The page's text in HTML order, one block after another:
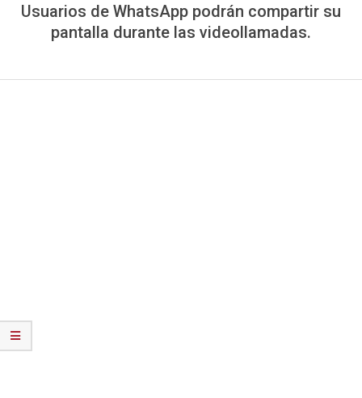
Usuarios de WhatsApp podrán compartir su
pantalla durante las videollamadas.